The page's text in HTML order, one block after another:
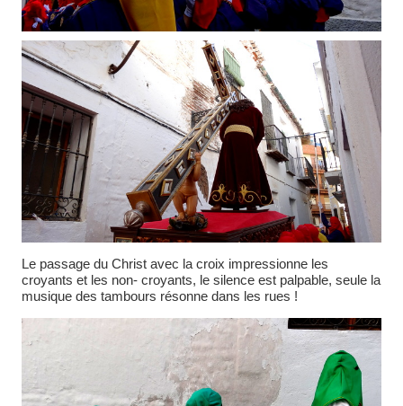
Le passage du Christ avec la croix impressionne les
croyants et les non- croyants, le silence est palpable, seule la
musique des tambours résonne dans les rues !